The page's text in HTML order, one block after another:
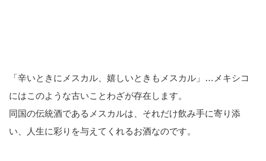
「辛いときにメスカル、嬉しいときもメスカル」…メキシコ
にはこのような古いことわざが存在します。
同国の伝統酒であるメスカルは、それだけ飲み手に寄り添
い、人生に彩りを与えてくれるお酒なのです。